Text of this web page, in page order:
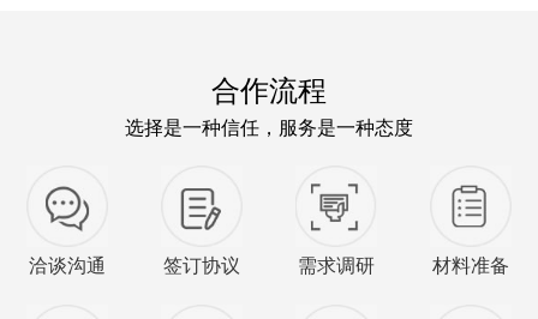
合作流程
选择是一种信任，服务是一种态度
洽谈沟通 签订协议 需求调研 材料准备